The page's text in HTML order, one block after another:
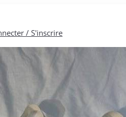
/ S'inscrire